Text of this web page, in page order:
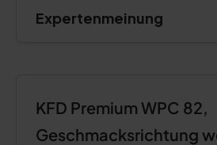
Expertenmeinung
KFD Premium WPC 82,
Geschmacksrichtung